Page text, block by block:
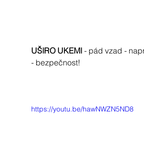
UŠIRO UKEMI - pád vzad -
- bezpečnost!
https://youtu.be/hawNWZN5ND8